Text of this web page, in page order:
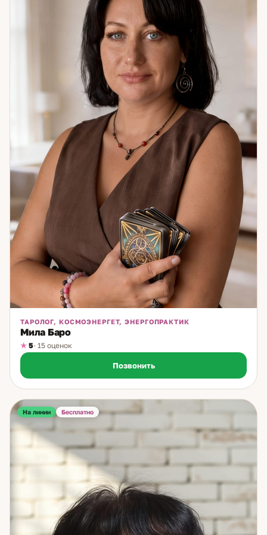
работа с воском: помогает выявить и снять то, что создаёт
внутреннее напряжение и блокирует движение. Если
ситуация запуталась — я помогу в ней разобраться.
ТАРОЛОГ, КОСМОЭНЕРГЕТ, ЭНЕРГОПРАКТИК
Мила Баро
5· 15 оценок
Позвонить
На линии Бесплатно